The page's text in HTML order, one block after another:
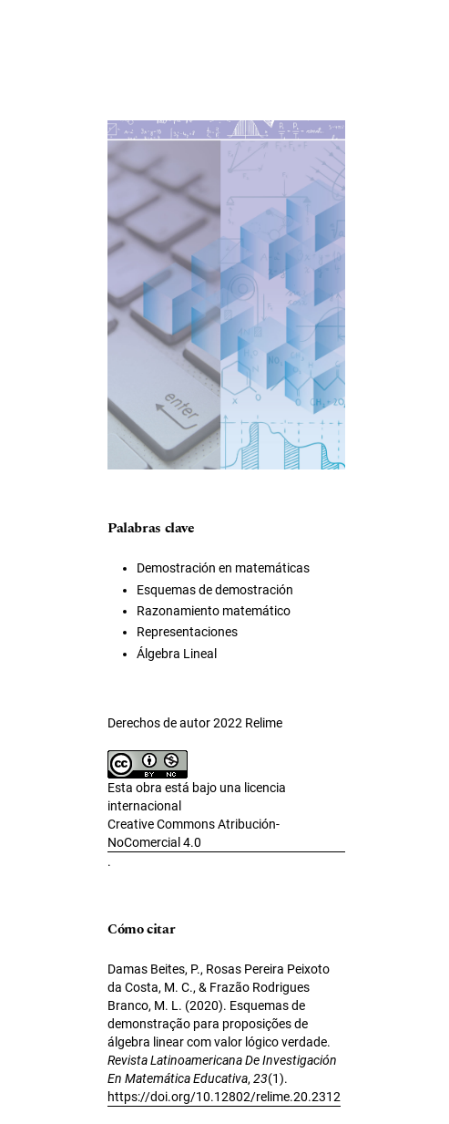
Imagen de portada
Palabras clave
Demostración en matemáticas
Esquemas de demostración
Razonamiento matemático
Representaciones
Álgebra Lineal
Derechos de autor 2022 Relime
Esta obra está bajo una licencia
internacional
Creative Commons Atribución-
NoComercial 4.0
.
Cómo citar
Damas Beites, P., Rosas Pereira Peixoto
da Costa, M. C., & Frazão Rodrigues
Branco, M. L. (2020). Esquemas de
demonstração para proposições de
álgebra linear com valor lógico verdade.
Revista Latinoamericana De Investigación
En Matemática Educativa, 23(1).
https://doi.org/10.12802/relime.20.2312